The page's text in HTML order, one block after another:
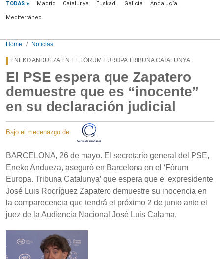
TODAS Madrid Catalunya Euskadi Galicia Andalucía
Mediterráneo
Home Noticias
ENEKO ANDUEZA EN EL FÒRUM EUROPA TRIBUNA CATALUNYA
El PSE espera que Zapatero
demuestre que es “inocente”
en su declaración judicial
Bajo el mecenazgo de
BARCELONA, 26 de mayo. El secretario general del PSE,
Eneko Andueza, aseguró en Barcelona en el ‘Fòrum
Europa. Tribuna Catalunya’ que espera que el expresidente
José Luis Rodríguez Zapatero demuestre su inocencia en
la comparecencia que tendrá el próximo 2 de junio ante el
juez de la Audiencia Nacional José Luis Calama.